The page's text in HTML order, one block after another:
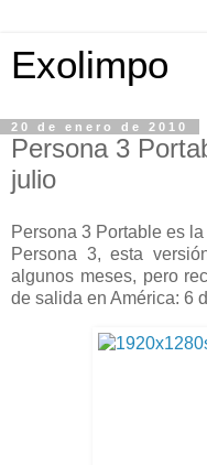
Exolimpo
20 de enero de 2010
Persona 3
julio
Persona 3 Portable es
Persona 3, esta
algunos meses, pero
de salida en América: 6